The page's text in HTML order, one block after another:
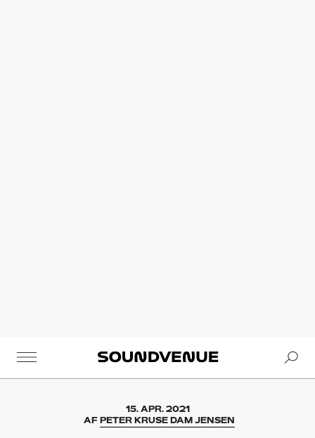
Soundvenue
15. APR. 2021
AF PETER KRUSE DAM JENSEN